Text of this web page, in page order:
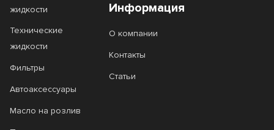
жидкости
Технические
жидкости
Фильтры
Автоаксессуары
Масло на розлив
Информация
О компании
Контакты
Статьи